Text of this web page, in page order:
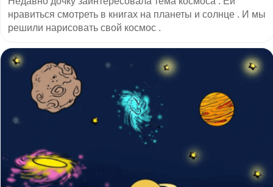
нравиться смотреть в книгах на планеты и солнце . И мы
решили нарисовать свой космос .